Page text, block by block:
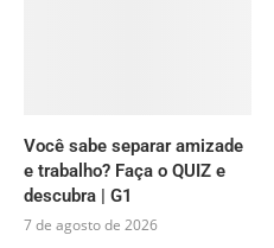
Você sabe separar amizade
e trabalho? Faça o QUIZ e
descubra | G1
7 de agosto de 2026